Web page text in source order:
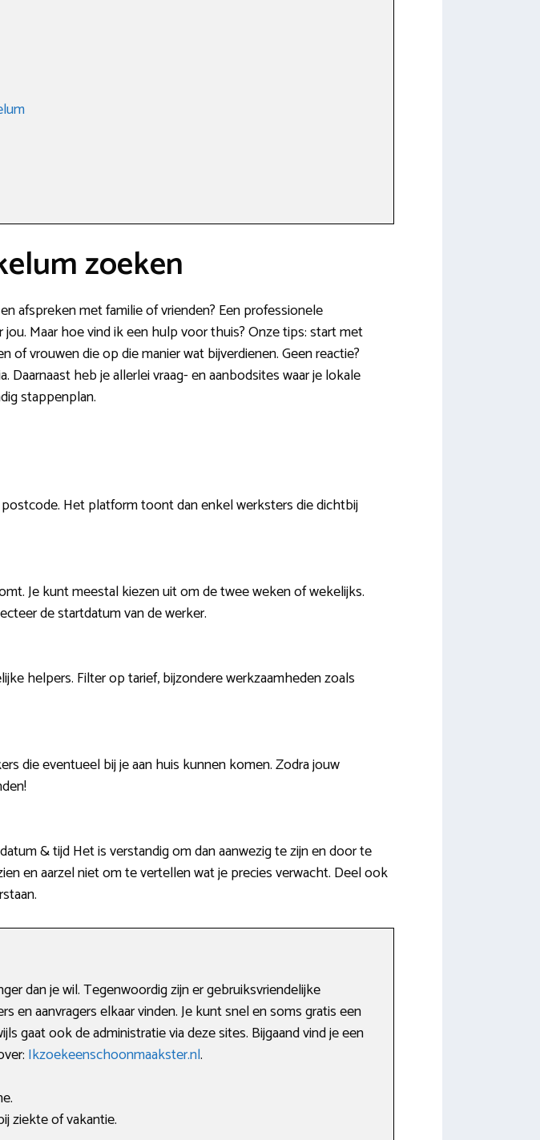
zoeken
afspreken met familie of vrienden? Een professionele
Maar hoe vind ik een hulp voor thuis? Onze tips: start met
vrouwen die op die manier wat bijverdienen. Geen reactie?
heb je allerlei vraag- en aanbodsites waar je lokale
stappenplan.
Het platform toont dan enkel werksters die dichtbij
Je kunt meestal kiezen uit om de twee weken of wekelijks.
de startdatum van de werker.
helpers. Filter op tarief, bijzondere werkzaamheden zoals
die eventueel bij je aan huis kunnen komen. Zodra jouw
& tijd Het is verstandig om dan aanwezig te zijn en door te
en aarzel niet om te vertellen wat je precies verwacht. Deel ook
dan je wil. Tegenwoordig zijn er gebruiksvriendelijke
en aanvragers elkaar vinden. Je kunt snel en soms gratis een
gaat ook de administratie via deze sites. Bijgaand vind je een
Ikzoekeenschoonmaakster.nl.
ziekte of vakantie.